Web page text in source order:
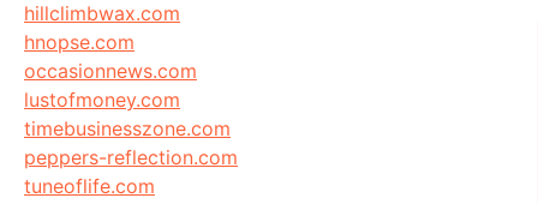
hillclimbwax.com
hnopse.com
occasionnews.com
lustofmoney.com
timebusinesszone.com
peppers-reflection.com
tuneoflife.com